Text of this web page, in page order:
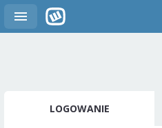
LOGOWANIE